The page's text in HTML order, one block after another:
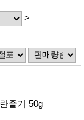
>
줄기 50g